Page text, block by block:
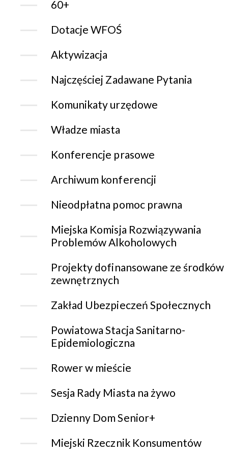
60+
Dotacje WFOŚ
Aktywizacja
Najczęściej Zadawane Pytania
Komunikaty urzędowe
Władze miasta
Konferencje prasowe
Archiwum konferencji
Nieodpłatna pomoc prawna
Miejska Komisja Rozwiązywania
Problemów Alkoholowych
Projekty dofinansowane ze środków
zewnętrznych
Zakład Ubezpieczeń Społecznych
Powiatowa Stacja Sanitarno-
Epidemiologiczna
Rower w mieście
Sesja Rady Miasta na żywo
Dzienny Dom Senior+
Miejski Rzecznik Konsumentów